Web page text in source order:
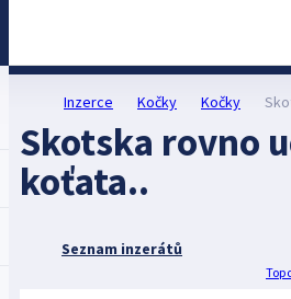
Inzerce Kočky Kočky
Skotska rovno
koťata..
Seznam inzerátů